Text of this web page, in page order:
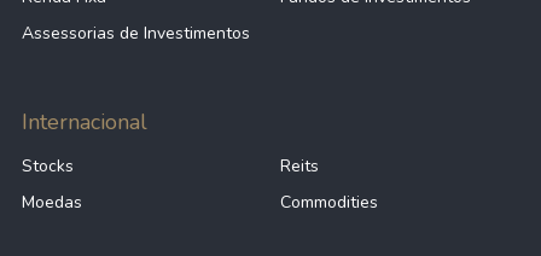
Assessorias de Investimentos
Internacional
Stocks
Reits
Moedas
Commodities